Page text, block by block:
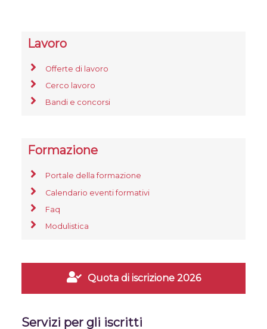
Lavoro
Offerte di lavoro
Cerco lavoro
Bandi e concorsi
Formazione
Portale della formazione
Calendario eventi formativi
Faq
Modulistica
Quota di iscrizione 2026
Servizi per gli iscritti